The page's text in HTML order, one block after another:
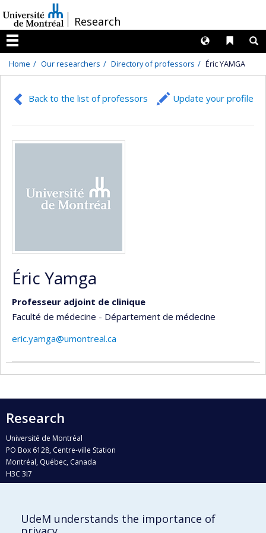
au
contenu
/Research
Menu
Liens
Langues
Home Our researchers Directory of professors Éric YAMGA
Back to the list of professors Update your profile
Éric Yamga
Professeur adjoint de clinique
Faculté de médecine - Département de médecine
eric.yamga@umontreal.ca
Research
Université de Montréal
PO Box 6128, Centre-ville Station
Montréal, Québec, Canada
H3C 3J7
Who does what?
UdeM understands the importance of